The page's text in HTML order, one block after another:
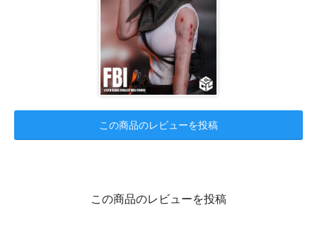
この商品のレビューを投稿
この商品のレビューを投稿